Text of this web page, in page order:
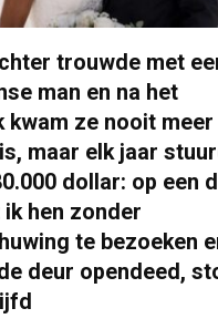
trouwde met
man en na het
kwam ze nooit meer
maar elk jaar
dollar: op een
hen zonder
te bezoeken
deur opendeed,